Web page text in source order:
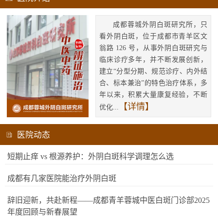
成都蓉城外阴白斑研究所，只
看外阴白斑，位于成都市青羊区文
翁路 126 号，从事外阴白斑研究与
临床诊疗多年，并不断发展创新，
建立“分型分期、规范诊疗、内外结
合、标本兼治”的特色治疗体系，多
年以来，积累大量康复经验，不断
优化...
【详情】
医院动态
短期止痒 vs 根源养护：外阴白斑科学调理怎么选
成都有几家医院能治疗外阴白斑
辞旧迎新，共赴新程——成都青羊蓉城中医白斑门诊部2025
年度回顾与新春展望